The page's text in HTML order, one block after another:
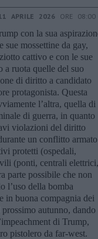
APRILE 2026 ORE 08:00
con la sua
sue mossettine da gay,
cattivo e con le sue
a ruota quelle del suo
di diritto a candidato
protagonista. Questa
l’altra, quella di
di guerra, in quanto
violazioni del diritto
un conflitto armato
protetti (ospedali,
(ponti, centrali elettrici,
parte possibile che non
l’uso della bomba
in buona compagnia dei
autunno, dando
di Trump,
pistolero da far-west.